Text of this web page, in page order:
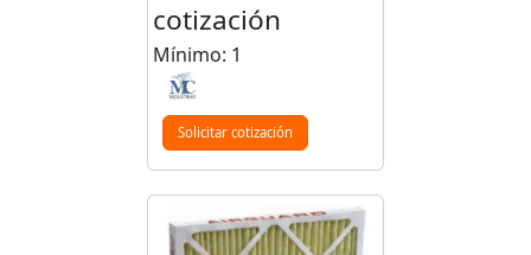
cotización
Mínimo: 1
Solicitar cotización